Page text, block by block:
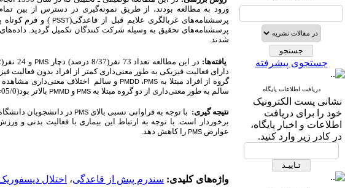
جستجوی پیشرفته
دریافت اطلاعات پایگاه
نشانی پست الکترونیک
خود را برای دریافت
اطلاعات و اخبار پایگاه،
در کادر زیر وارد کنید.
ورود به مطالعه بودند، از طریق نمونه‌گیری در دسترس از بین
پرسشنامه‌های غربالگری علایم قبل از قاعدگی(PSST) و فرم کوتاه
پرسشنامه‌های تحقیق به وسیله شرکت کنندگان تکمیل گردید.
شدند.
یافته‌ها: در این مطالعه تعداد 73 نفر(8/37 درصد) دچار PMS و 24 نفر(4/12 درصد) دارای
دارای فعالیت فیزیکی به طور معنی‌داری کمتر از افراد بدون فعالیت
گروه از افراد مبتلا به PMS،PMDD و سالم اختلاف معنی‌داری مشاهده
سالم به طور معنی‌داری از دو گروه مبتلا به PMS و PMMD بالاتر بود(05/0
نتیجه گیری: با توجه به فراوانی نسبی بالای PMSدر دانشجویان
برخوردار است. با توجه به ارتباط این بیماری با فعالیت بدنی
عوارض PMS را کاهش دهد.
واژه‌های کلیدی: سندرم پیش از قاعدگی، اختلال